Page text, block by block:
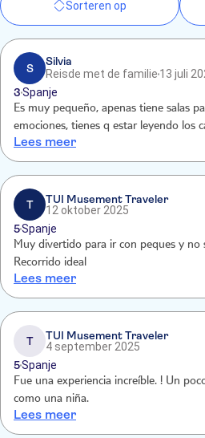
Sorteren op
S
Silvia
Reisde met de familie 13 juli
3Spanje
Es muy pequeño, apenas tiene salas
emociones, tienes q estar leyendo los
Lees meer
T
TUI Musement Traveler
12 oktober 2025
5Spanje
Muy divertido para ir con peques y no
Recorrido ideal
Lees meer
T
TUI Musement Traveler
4 september 2025
5Spanje
Fue una experiencia increíble. ! Un
como una niña.
Lees meer